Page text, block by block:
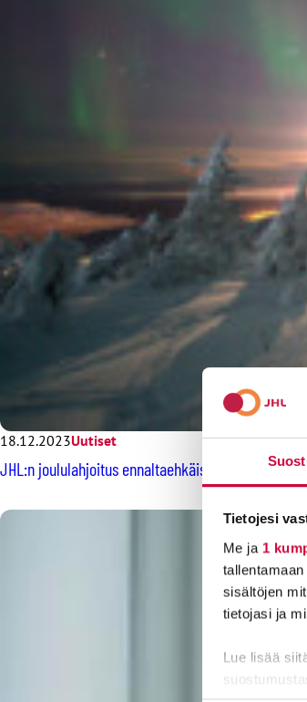
Tietojesi
Me ja 1
sisältöjen
tietojasi ja
Lue lisää
18.12.2023Uutiset
JHL:n joululahjoitus ennaltaehkäisevään